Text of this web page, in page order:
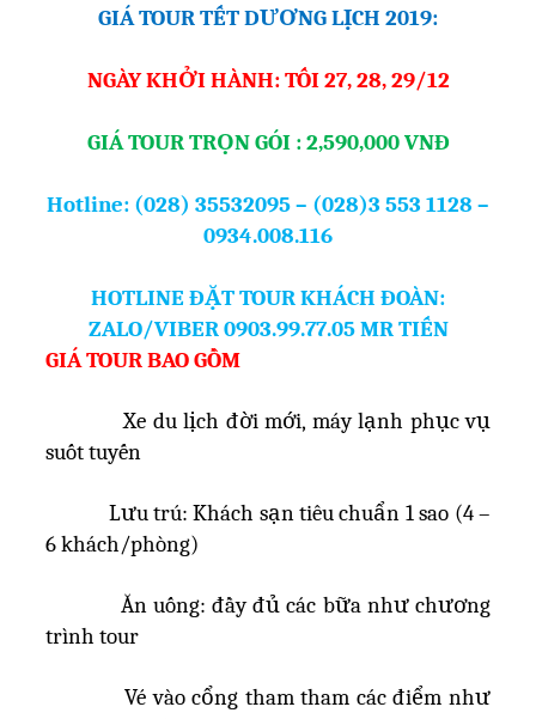
GIÁ TOUR TẾT DƯƠNG LỊCH 2019:
NGÀY KHỞI HÀNH: TỐI 27, 28, 29/12
GIÁ TOUR TRỌN GÓI : 2,590,000 VNĐ
Hotline: (028) 35532095 – (028)3 553 1128 –
0934.008.116
HOTLINE ĐẶT TOUR KHÁCH ĐOÀN:
ZALO/VIBER 0903.99.77.05 MR TIẾN
GIÁ TOUR BAO GỒM
Xe du lịch đời mới, máy lạnh phục vụ
suốt tuyến
Lưu trú: Khách sạn tiêu chuẩn 1 sao (4 –
6 khách/phòng)
Ăn uống: đầy đủ các bữa như chương
trình tour
Vé vào cổng tham tham các điểm như